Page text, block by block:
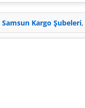
Samsun Kargo Şubeleri,